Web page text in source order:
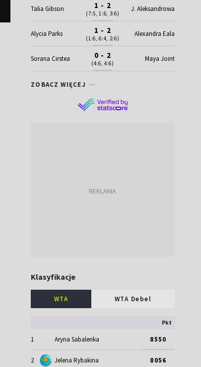
Talia Gibson 1 - 2
(7:5, 1:6, 3:6)
J. Aleksandrowa
Alycia Parks 1 - 2
(1:6, 6:4, 2:6)
Alexandra Eala
Sorana Cirstea 0 - 2
(4:6, 4:6)
Maya Joint
ZOBACZ WIĘCEJ
Klasyfikacje
WTA WTA Debel
Pkt
1 Aryna Sabalenka 8550
2 Jelena Rybakina 8056